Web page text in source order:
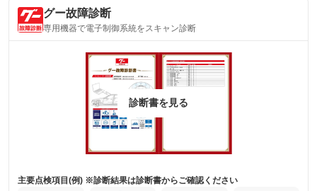
内装
(内装状態)
気になる汚れ等がない綺麗な室内を保っています。
主要機関に不具合はありません。
詳細は鑑定書をご確認ください。
※グー鑑定は保証サービスではございません。購入時は必ず現車をご確認
および表示項目が異なる場合がございます。
す。車両情報等の詳細は各販売店へお問い合わせ下さい。
グー故障診断
専用機器で電子制御系統をスキャン診断
診断書を見る
主要点検項目(例) ※診断結果は診断書からご確認ください